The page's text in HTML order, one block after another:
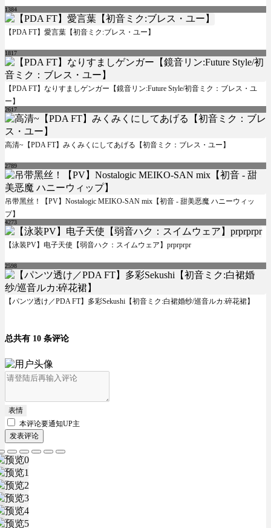
1384
【PDA FT】愛言葉【初音ミク:ブレス・ユー】
1817
【PDA FT】なりすましゲンガー【鏡音リン:Future Style/初音ミク：ブレス・ユ
ー】
2617
高清~【PDA FT】みくみくにしてあげる【初音ミク：ブレス・ユー】
2789
吊带黑丝！【PV】Nostalogic MEIKO-SAN mix【初音 - 甜美恶魔 ハニーウィッ
プ】
4273
【泳装PV】电子天使【弱音ハク：スイムウェア】prprprpr
2598
【パンツ透け／PDA FT】多彩Sekushi【初音ミク:白裙婚纱/巡音ルカ:碎花裙】
总共有 10 条评论
表情
本评论要通知UP主
发表评论